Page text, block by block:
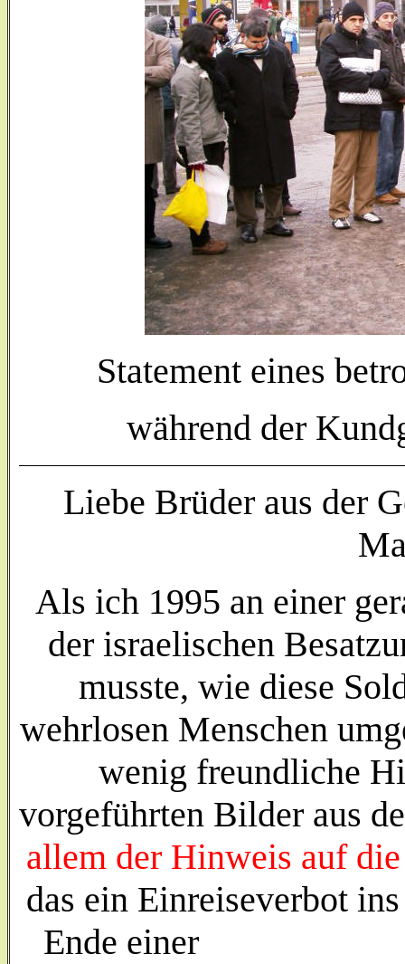
Statement eines
während der
Liebe Brüder aus der
Als ich 1995 an einer
der israelischen
musste, wie diese
wehrlosen Menschen
wenig freundliche
vorgeführten Bilder aus
allem der Hinweis auf
das ein Einreiseverbot
Ende einer